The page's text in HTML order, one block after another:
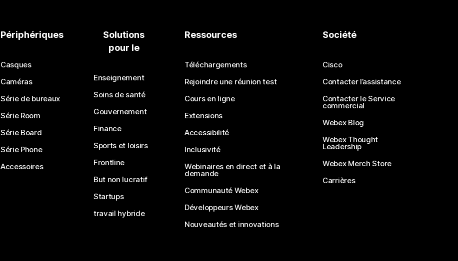
Vous avez besoin d’une réponse ?
Périphériques
Casques
Caméras
Série de bureaux
Série Room
Série Board
Série Phone
Accessoires
Solutions
pour le
Enseignement
Soins de santé
Gouvernement
Finance
Sports et loisirs
Frontline
But non lucratif
Startups
travail hybride
Ressources
Téléchargements
Rejoindre une réunion test
Cours en ligne
Extensions
Accessibilité
Inclusivité
Webinaires en direct et à la
demande
Communauté Webex
Développeurs Webex
Nouveautés et innovations
Société
Cisco
Contacter l’assistance
Contacter le Service
commercial
Webex Blog
Webex Thought
Leadership
Webex Merch Store
Carrières